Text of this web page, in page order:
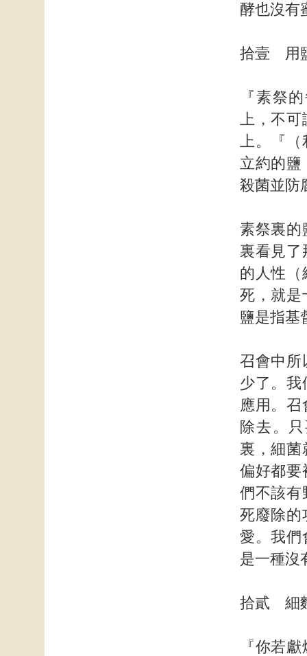
酵也沒有
拾壹 用
『素祭
上，不可
上。『（
立約的鹽
殺菌並防
素祭裏的
裏看見了
的人性（
死，就是
鹽是指基
召會中所
少了。我
應用。
除去。
裏，細菌
偏好都要
們不該有
死廢除的
愛。我們
是一種沒
拾貳 細
『你若